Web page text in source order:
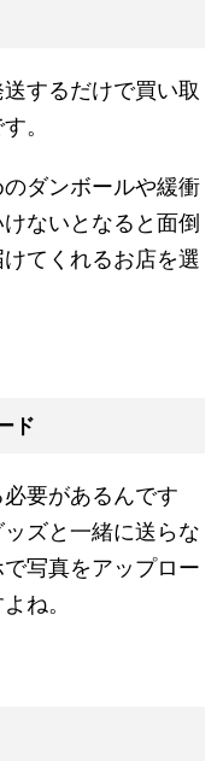
するだけで買い取
。
ダンボールや緩衝
ないとなると面倒
てくれるお店を選
ド
要があるんです
ズと一緒に送らな
写真をアップロー
ね。